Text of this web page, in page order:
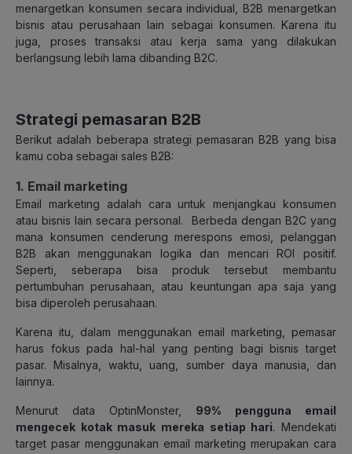
menargetkan konsumen secara individual, B2B menargetkan
bisnis atau perusahaan lain sebagai konsumen. Karena itu
juga, proses transaksi atau kerja sama yang dilakukan
berlangsung lebih lama dibanding B2C.
Strategi pemasaran B2B
Berikut adalah beberapa strategi pemasaran B2B yang bisa
kamu coba sebagai sales B2B:
1. Email marketing
Email marketing adalah cara untuk menjangkau konsumen
atau bisnis lain secara personal. Berbeda dengan B2C yang
mana konsumen cenderung merespons emosi, pelanggan
B2B akan menggunakan logika dan mencari ROI positif.
Seperti, seberapa bisa produk tersebut membantu
pertumbuhan perusahaan, atau keuntungan apa saja yang
bisa diperoleh perusahaan.
Karena itu, dalam menggunakan email marketing, pemasar
harus fokus pada hal-hal yang penting bagi bisnis target
pasar. Misalnya, waktu, uang, sumber daya manusia, dan
lainnya.
Menurut data OptinMonster, 99% pengguna email
mengecek kotak masuk mereka setiap hari. Mendekati
target pasar menggunakan email marketing merupakan cara